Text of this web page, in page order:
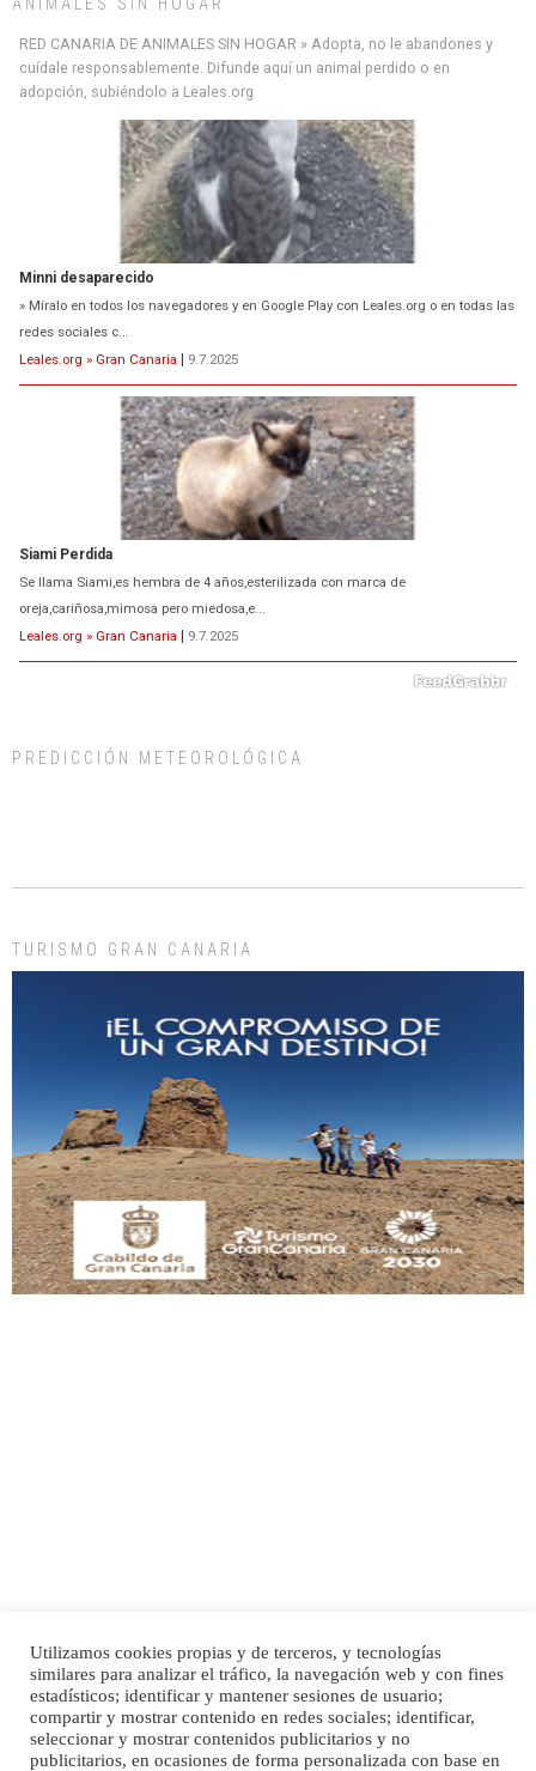
RED CANARIA DE ANIMALES SIN HOGAR » Adopta, no le abandones y
cuídale responsablemente. Difunde aquí un animal perdido o en
adopción, subiéndolo a Leales.org
Minni desaparecido
» Míralo en todos los navegadores y en Google Play con Leales.org o en todas las
redes sociales c...
Leales.org » Gran Canaria | 9.7.2025
Siami Perdida
Se llama Siami,es hembra de 4 años,esterilizada con marca de
oreja,cariñosa,mimosa pero miedosa,e...
Leales.org » Gran Canaria | 9.7.2025
días, ella incluida...
Gato manso encontrado
Este gato macho ha aparecido en la calle hace menos de un mes, es muy
manso y extremadamente cari...
Leales.org » Gran Canaria | 9.7.2025
SHIBA PERDIDO AVDA JOSE MESA Y LOPEZ
PERRO MACHO RAZA SHIBA CON MICROCHIP PERDIDO HOY 06/07/2025 ZONA
MESA Y LOPEZ. ES MUY ASUSTADIZO
Leales.org » Gran Canaria | 6.7.2025
PREDICCIÓN METEOROLÓGICA
TURISMO GRAN CANARIA
Inicio Publicidad
Política de privacidad
Aviso Legal
Cláusula de Cookies
Enlaces de interés
Utilizamos cookies propias y de terceros, y tecnologías
similares para analizar el tráfico, la navegación web y con fines
estadísticos; identificar y mantener sesiones de usuario;
compartir y mostrar contenido en redes sociales; identificar,
seleccionar y mostrar contenidos publicitarios y no
publicitarios, en ocasiones de forma personalizada con base en